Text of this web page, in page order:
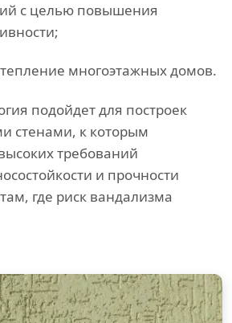
с целью повышения
многоэтажных домов.
подойдет для построек
стенами, к которым
требований
и прочности
где риск вандализма